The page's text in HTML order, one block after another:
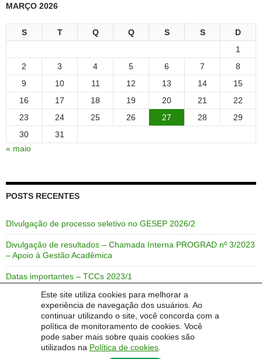
Este site utiliza cookies para melhorar a
experiência de navegação dos usuários. Ao
continuar utilizando o site, você concorda com a
política de monitoramento de cookies. Você
pode saber mais sobre quais cookies são
utilizados na Política de cookies
MARÇO 2026
S T Q Q S S
D
1
2
3 4 5 6 7
8
9
10 11 12 13 14
15
16
17 18 19 20 21
22
23
24 25 26 27 28
29
30
31
« maio
POSTS RECENTES
DIvulgação de processo seletivo no GESEP 2026/2
Divulgação de resultados – Chamada Interna PROGRAD nº 3/2023
– Apoio à Gestão Acadêmica
Datas importantes – TCCs 2023/1
Link de acesso rápido para o semestre 2021/2
Link de acesso rápido para o semestre 2021/1